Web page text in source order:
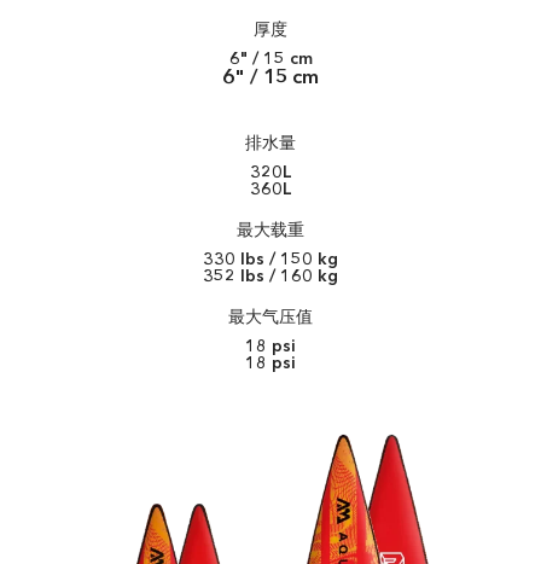
厚度
6" / 15 cm
6" / 15 cm
排水量
320L
360L
最大载重
330 lbs / 150 kg
352 lbs / 160 kg
最大气压值
18 psi
18 psi